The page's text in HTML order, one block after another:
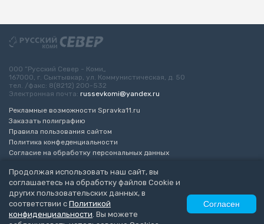
Продолжая использовать наш сайт, вы
соглашаетесь на обработку файлов Cookie и
других пользовательских данных, в
соответствии с Политикой
конфиденциальности. Вы можете
Согласен
ООО “Русский Север - Коми„
167000, г. Сыктывкар, ул. Коммунистическая, д. 50
тел. /факс: 8(8212) 200-532
Электронная почта: russevkomi@yandex.ru
Рекламные возможности Spravka11.ru
Заказать полиграфию
Правила пользования сайтом
Политика конфеденциальности
Согласие на обработку персональных данных
Разработка сайта“ЭкспертБизнесГрупп”
© 2010-2026 Русский Север - Коми